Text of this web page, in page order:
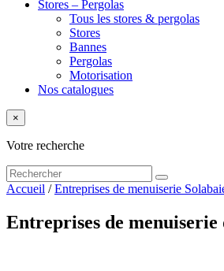
Stores – Pergolas
Tous les stores & pergolas
Stores
Bannes
Pergolas
Motorisation
Nos catalogues
×
Votre recherche
Accueil /Entreprises de menuiserie
Entreprises de menuiserie